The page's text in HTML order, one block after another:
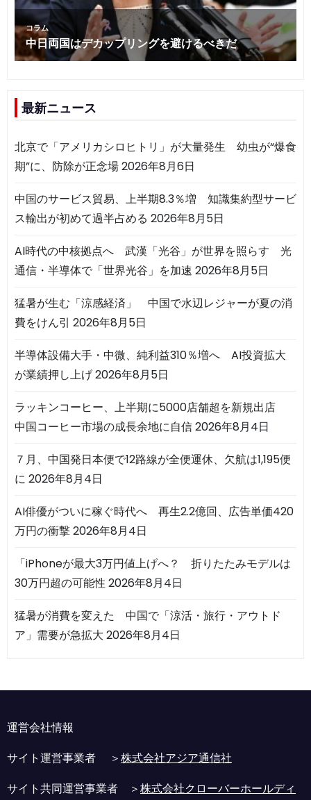
最新ニュース
北京で「アメリカシロヒトリ」が大量発生 幼虫が“爆食
期”に、防除が正念場2026年8月6日
中国のサービス貿易、上半期8.3％増 知識集約型サービ
ス輸出が初めて過半占める 2026年8月5日
AI時代の中核拠点へ 武漢「光谷」が世界を照らす 光
通信・半導体で「世界光谷」を加速 2026年8月5日
猛暑が生む「涼感経済」 中国で水辺レジャーが夏の消
費をけん引 2026年8月5日
半導体設備大手・中微、純利益310％増へ AI投資拡大
が業績押し上げ2026年8月5日
ラッキンコーヒー、上半期に5000店舗超を新規出店
中国コーヒー市場の成長余地に自信2026年8月4日
７月、中国発日本便で12路線が全便運休、欠航は1,195便
に 2026年8月4日
AI俳優がついに稼ぐ時代へ 再生2.2億回、広告単価420
万円の衝撃2026年8月4日
「iPhoneが最大3万円値上げへ？ 折りたたみモデルは
30万円超の可能性2026年8月4日
猛暑が消費を変えた 中国で「涼活・旅行・アウトド
ア」需要が急拡大 2026年8月4日
運営会社情報
サイト運営事業者 ＞株式会社アジア通信社
サイト共同運営事業者 ＞株式会社クローバーホールディ